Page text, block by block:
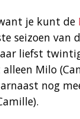
je kunt de
seizoen van
liefst
Milo
nog